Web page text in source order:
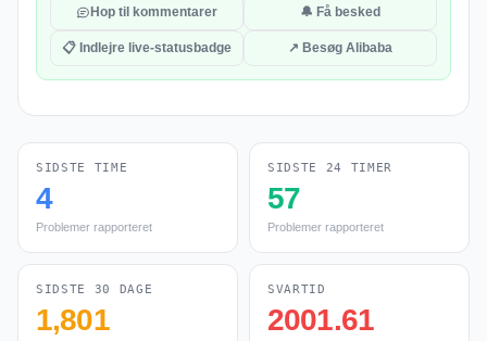
Hop til kommentarer 🔔 Få besked
📋 Indlejre live-statusbadge ↗ Besøg Alibaba
SIDSTE TIME
4
Problemer rapporteret
SIDSTE 24 TIMER
57
Problemer rapporteret
SIDSTE 30 DAGE
1,801
SVARTID
2001.61